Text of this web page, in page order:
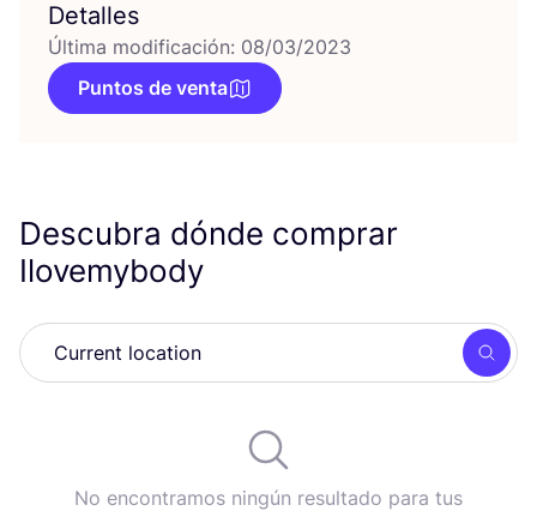
Detalles
Última modificación: 08/03/2023
Puntos de venta
Descubra dónde comprar
Ilovemybody
No encontramos ningún resultado para tus